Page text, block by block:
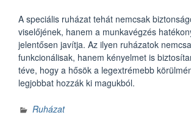
A speciális ruházat tehát nemcsak
viselőjének, hanem a munkavégzés
jelentősen javítja. Az ilyen ruházatok
funkcionálisak, hanem kényelmet is
téve, hogy a hősök a legextrémebb
legjobbat hozzák ki magukból.
Ruházat